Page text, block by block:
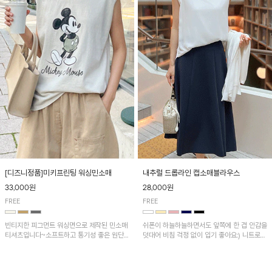
[디즈니정품]미키프린팅 워싱민소매
33,000원
FREE
빈티지한 피그먼트 워싱면으로 제작된 민소매
티셔츠입니다~소프트하고 통기성 좋은 원단
내추럴 드롭라인 캡소매블라우스
28,000원
FREE
쉬폰이 하늘하늘하면서도 앞쪽에 한 겹 안감을
덧대어 비침 걱정 없이 입기 좋아요:) 니트로